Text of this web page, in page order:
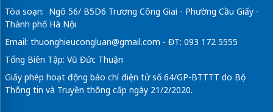
Tòa soạn: Ngõ 56/ B5D6 Trương Công Giai - Phường Cầu Giấy -
Thành phố Hà Nội
Email: thuonghieucongluan@gmail.com - ĐT: 093 172 5555
Tổng Biên Tập: Vũ Đức Thuận
Giấy phép hoạt động báo chí điện tử số 64/GP-BTTTT do Bộ
Thông tin và Truyền thông cấp ngày 21/2/2020.